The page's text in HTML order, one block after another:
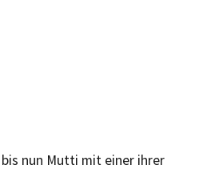
nun Mutti mit einer ihrer